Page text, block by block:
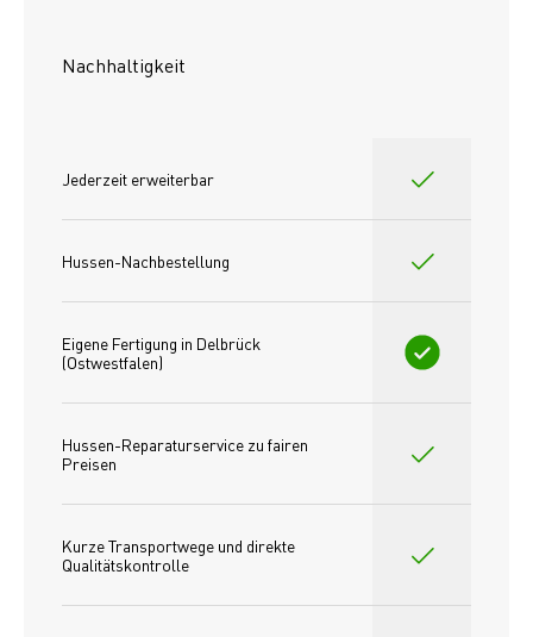
Nachhaltigkeit
Jederzeit erweiterbar
Hussen-Nachbestellung
Eigene Fertigung in Delbrück
(Ostwestfalen)
Hussen-Reparaturservice zu fairen
Preisen​
Kurze Transportwege und direkte
Qualitätskontrolle